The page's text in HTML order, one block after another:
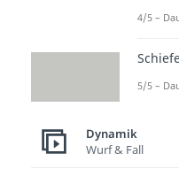
4/5 –
5/5 –
Dynamik
Wurf & Fall